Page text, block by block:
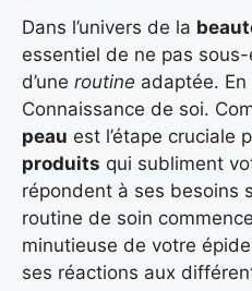
Dans l’univers de la
essentiel de ne pas
d’une routine adaptée. En
Connaissance de soi.
peau est l’étape cruciale
produits qui subliment
répondent à ses besoins
routine de soin
minutieuse de votre
ses réactions aux